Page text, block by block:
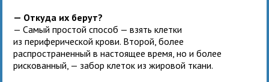
— Откуда их берут?
— Самый простой способ — взять клетки
из периферической крови. Второй, более
распространенный в настоящее время, но и более
рискованный, — забор клеток из жировой ткани.